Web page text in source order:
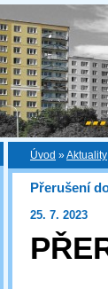
Úvod »Aktuality
Přerušení
25. 7. 2023